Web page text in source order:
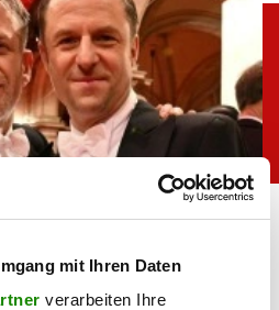
mit Ihren Daten
verarbeiten Ihre
am Opernball: